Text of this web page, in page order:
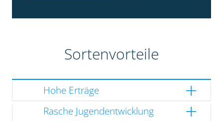
Sortenvorteile
Hohe Erträge
Rasche Jugendentwicklung